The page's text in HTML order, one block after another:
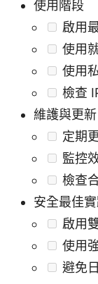
使用階段
啟用
使用
使用
檢查
維護與更新
定期
監控
檢查
安全最佳
啟用
使用
避免